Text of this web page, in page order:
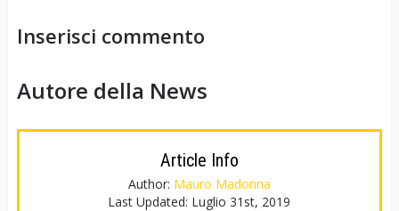
Inserisci commento
Autore della News
Article Info
Author: Mauro Madonna
Last Updated: Luglio 31st, 2019